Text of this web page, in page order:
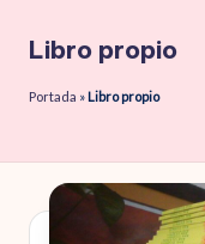
con
poesía
Libro propio
Portada »Libro propio